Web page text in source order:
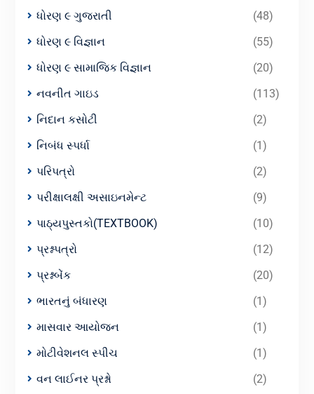
ધોરણ ૯ ગુજરાતી
(48)
ધોરણ ૯ વિજ્ઞાન
(55)
ધોરણ ૯ સામાજિક વિજ્ઞાન
(20)
નવનીત ગાઇડ
(113)
નિદાન કસોટી
(2)
નિબંધ સ્પર્ધા
(1)
પરિપત્રો
(2)
પરીક્ષાલક્ષી અસાઇનમેન્ટ
(9)
પાઠ્યપુસ્તકો(TEXTBOOK)
(10)
પ્રશ્નપત્રો
(12)
પ્રશ્નબેંક
(20)
ભારતનું બંધારણ
(1)
માસવાર આયોજન
(1)
મોટીવેશનલ સ્પીચ
(1)
વન લાઈનર પ્રશ્નો
(2)